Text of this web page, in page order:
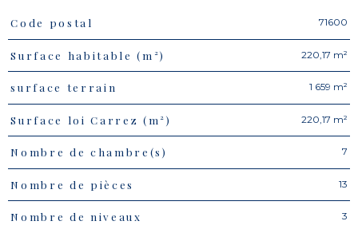
Caractéristiques Valeurs
Code postal 71600
Surface habitable (m²) 220,17 m²
surface terrain 1 659 m²
Surface loi Carrez (m²) 220,17 m²
Nombre de chambre(s) 7
Nombre de pièces 13
Nombre de niveaux 3